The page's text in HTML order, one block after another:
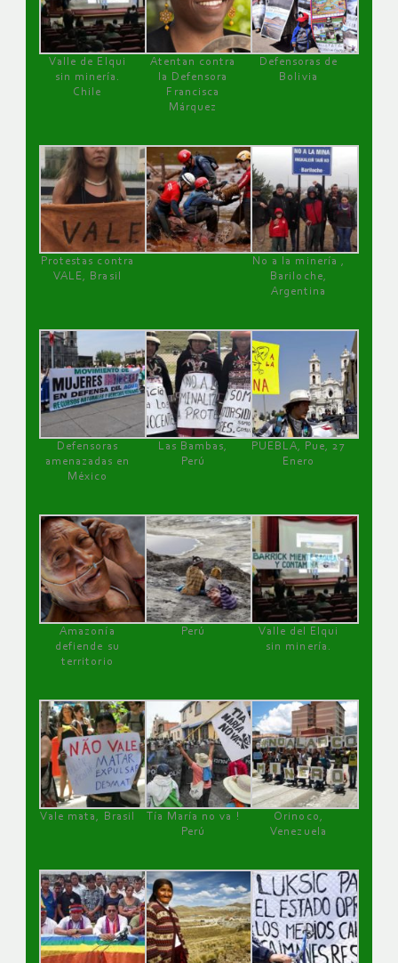
Valle de Elqui
sin minería.
Chile
Atentan contra
la Defensora
Francisca
Márquez
Defensoras de
Bolivia
Protestas contra
VALE, Brasil
No a la minería ,
Bariloche,
Argentina
Defensoras
amenazadas en
México
Las Bambas,
Perú
PUEBLA, Pue, 27
Enero
Amazonía
defiende su
territorio
Perú
Valle del Elqui
sin minería.
Vale mata, Brasil
Tía María no va !
Perú
Orinoco,
Venezuela